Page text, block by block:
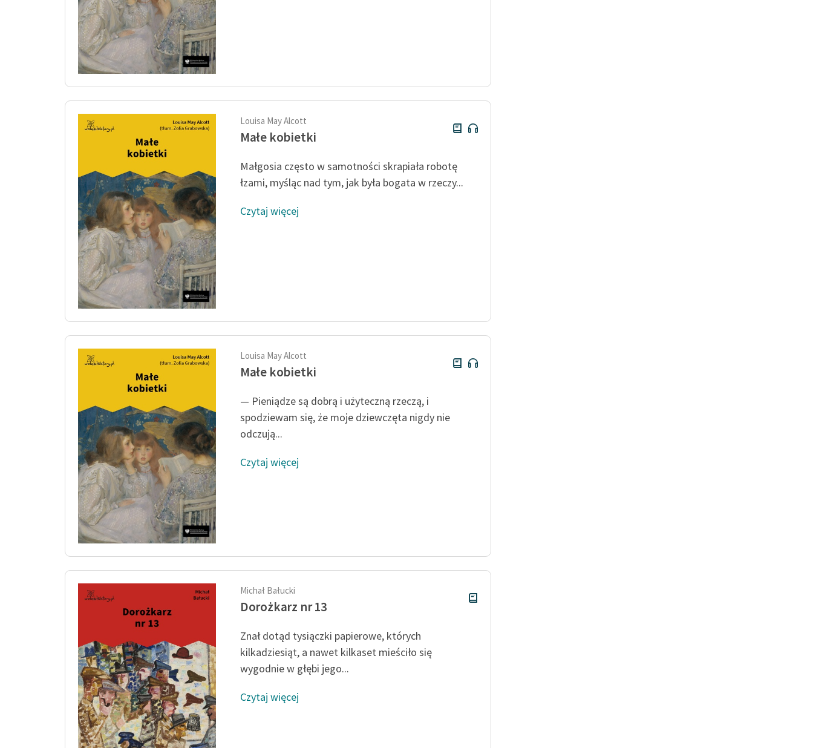
Louisa May Alcott
Małe kobietki
Małgosia często w samotności skrapiała robotę
łzami, myśląc nad tym, jak była bogata w rzeczy...
Czytaj więcej
Louisa May Alcott
Małe kobietki
— Pieniądze są dobrą i użyteczną rzeczą, i
spodziewam się, że moje dziewczęta nigdy nie
odczują...
Czytaj więcej
Michał Bałucki
Dorożkarz nr 13
Znał dotąd tysiączki papierowe, których
kilkadziesiąt, a nawet kilkaset mieściło się
wygodnie w głębi jego...
Czytaj więcej